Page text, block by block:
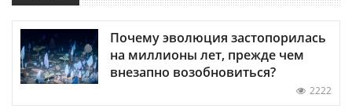
Почему эволюция застопорилась
на миллионы лет, прежде чем
внезапно возобновиться?
2222